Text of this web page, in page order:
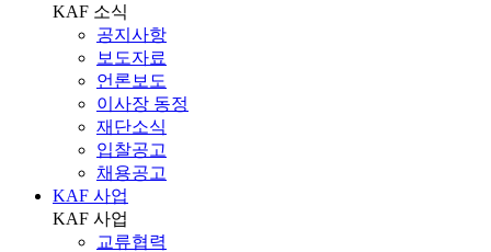
KAF 소식
공지사항
보도자료
언론보도
이사장 동정
재단소식
입찰공고
채용공고
KAF 사업
KAF 사업
교류협력